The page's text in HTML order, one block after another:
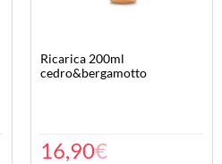
ricarica 200ml
cedro&bergamotto
16,90€